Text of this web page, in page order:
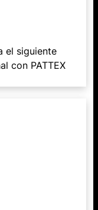
el siguiente
con PATTEX